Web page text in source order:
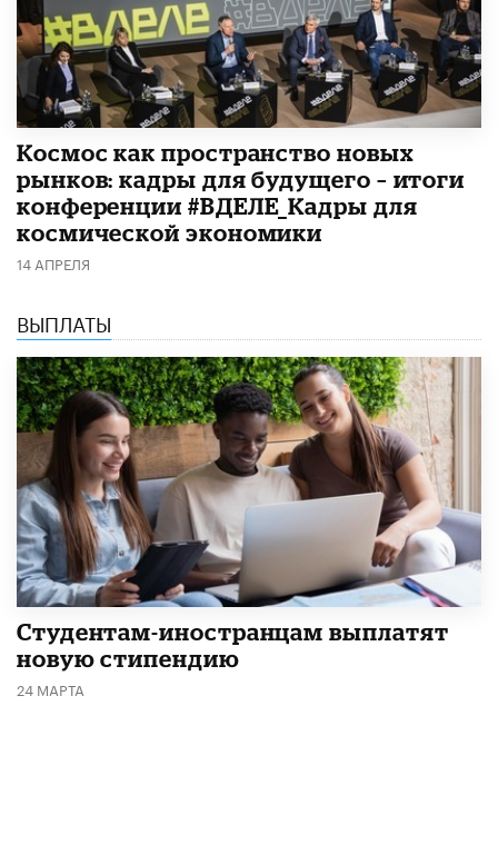
Космос как пространство новых
рынков: кадры для будущего – итоги
конференции #ВДЕЛЕ_Кадры для
космической экономики
14 АПРЕЛЯ
ВЫПЛАТЫ
Студентам-иностранцам выплатят
новую стипендию
24 МАРТА